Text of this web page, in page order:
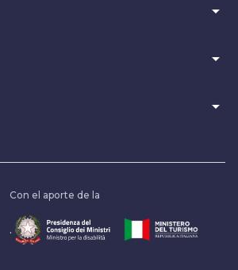
arrow_drop_down
arrow_drop_down
arrow_drop_down
Con el aporte de la
.